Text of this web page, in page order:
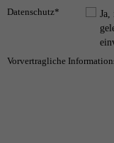
Datenschutz*
Ja,
Vorvertragliche